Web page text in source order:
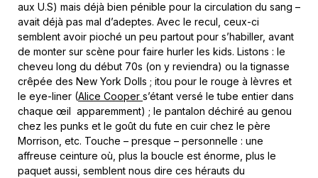
aux U.S) mais déjà bien pénible pour la circulation du sang –
avait déjà pas mal d’adeptes. Avec le recul, ceux-ci
semblent avoir pioché un peu partout pour s’habiller, avant
de monter sur scène pour faire hurler les kids. Listons : le
cheveu long du début 70s (on y reviendra) ou la tignasse
crêpée des New York Dolls ; itou pour le rouge à lèvres et
le eye-liner (Alice Cooper s’étant versé le tube entier dans
chaque œil apparemment) ; le pantalon déchiré au genou
chez les punks et le goût du fute en cuir chez le père
Morrison, etc. Touche – presque – personnelle : une
affreuse ceinture où, plus la boucle est énorme, plus le
paquet aussi, semblent nous dire ces hérauts du